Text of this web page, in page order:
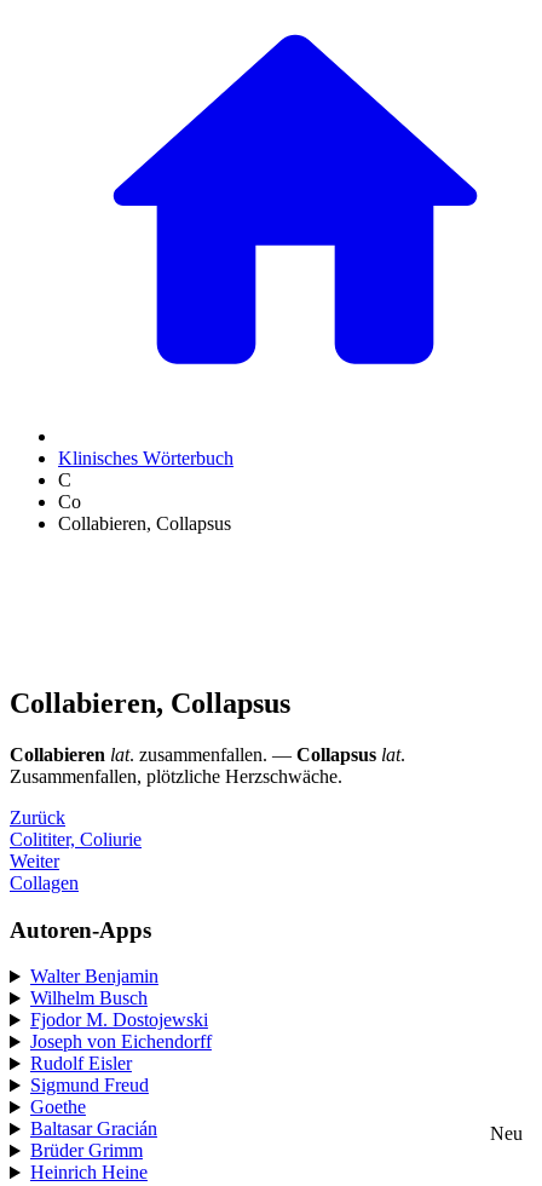
Klinisches Wörterbuch
C
Co
Collabieren, Collapsus
Collabieren, Collapsus
Collabieren lat. zusammenfallen. — Collapsus lat.
Zusammenfallen, plötzliche Herzschwäche.
Zurück
Colititer, Coliurie
Weiter
Collagen
Autoren-Apps
Walter Benjamin
Wilhelm Busch
Fjodor M. Dostojewski
Joseph von Eichendorff
Rudolf Eisler
Sigmund Freud
Goethe
Baltasar Gracián
Neu
Brüder Grimm
Heinrich Heine